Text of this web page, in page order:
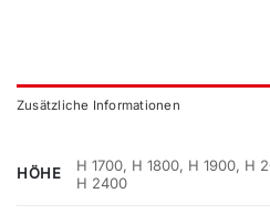
Zusätzliche Informationen
HÖHE
H 1700, H 1800, H 1900, H
H 2400